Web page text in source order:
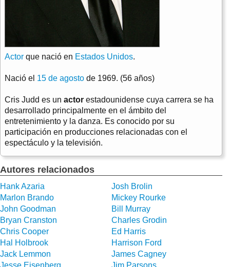
Actor que nació en Estados Unidos.
Nació el 15 de agosto de 1969. (56 años)
Cris Judd es un actor estadounidense cuya carrera se ha
desarrollado principalmente en el ámbito del
entretenimiento y la danza. Es conocido por su
participación en producciones relacionadas con el
espectáculo y la televisión.
Autores relacionados
Hank Azaria
Josh Brolin
Marlon Brando
Mickey Rourke
John Goodman
Bill Murray
Bryan Cranston
Charles Grodin
Chris Cooper
Ed Harris
Hal Holbrook
Harrison Ford
Jack Lemmon
James Cagney
Jesse Eisenberg
Jim Parsons